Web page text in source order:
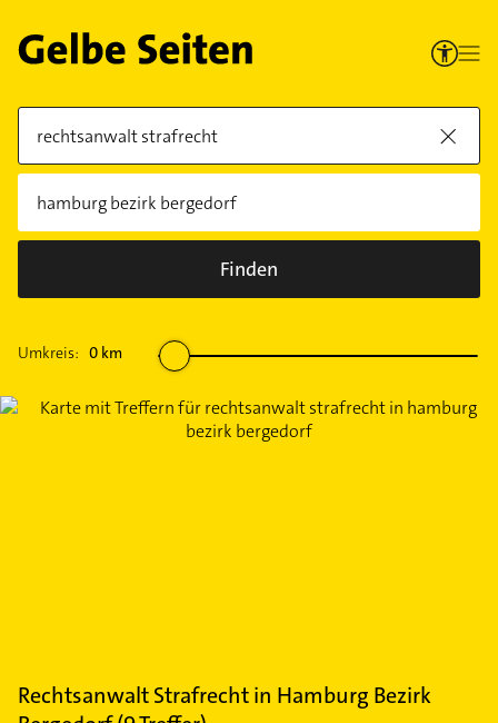
Finden
Umkreis: 0 km
Rechtsanwalt Strafrechtin Hamburg Bezirk